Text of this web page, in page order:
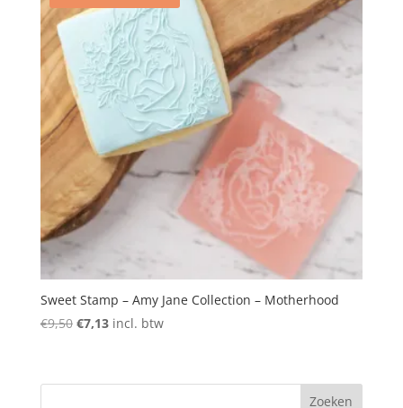
Sweet Stamp – Amy Jane Collection – Motherhood
€9,50 Oorspronkelijke
€9,50.
€7,13Huidige
€7,13.
incl. btw
Zoeken